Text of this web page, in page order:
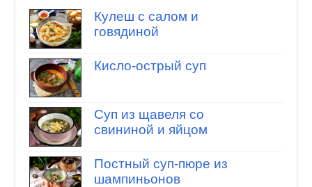
Кулеш с салом и
говядиной
Кисло-острый суп
Суп из щавеля со
свининой и яйцом
Постный суп-пюре из
шампиньонов